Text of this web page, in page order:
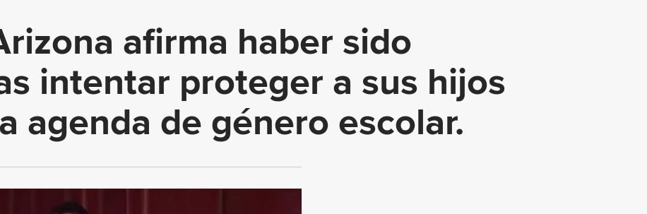
afirma haber sido
intentar proteger a sus hijos
agenda de género escolar.